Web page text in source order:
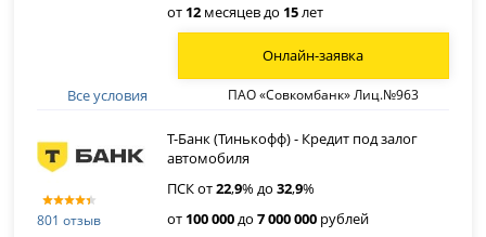
от 12 месяцев до 15лет
Все условия ПАО «Совкомбанк» Лиц.№963
Онлайн-заявка
801 отзыв
Т-Банк (Тинькофф) - Кредит под залог
автомобиля
ПСК от22,9% до32,9%
от 100 000до7 000 000 рублей